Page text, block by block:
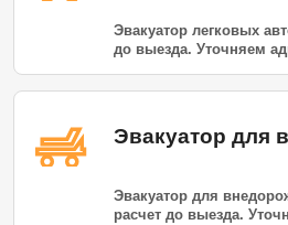
Эвакуатор легковых
до выезда. Уточняем
Эвакуатор для
Эвакуатор для
расчет до выезда.